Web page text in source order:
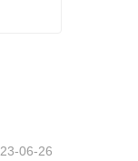
06-26